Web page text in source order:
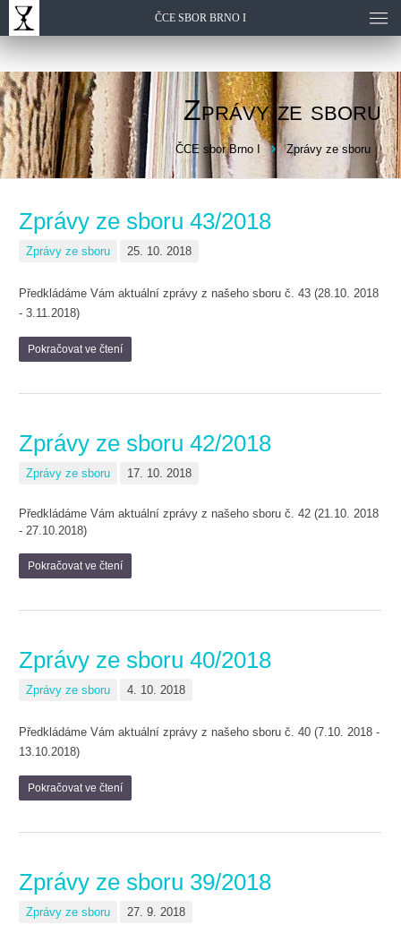
ČCE SBOR BRNO I
Zprávy ze sboru
ČCE sbor Brno I Zprávy ze sboru
Zprávy ze sboru 43/2018
Zprávy ze sboru 25. 10. 2018
Předkládáme Vám aktuální zprávy z našeho sboru č. 43 (28.10. 2018
- 3.11.2018)
Pokračovat ve čtení
Zprávy ze sboru 42/2018
Zprávy ze sboru 17. 10. 2018
Předkládáme Vám aktuální zprávy z našeho sboru č. 42 (21.10. 2018
- 27.10.2018)
Pokračovat ve čtení
Zprávy ze sboru 40/2018
Zprávy ze sboru 4. 10. 2018
Předkládáme Vám aktuální zprávy z našeho sboru č. 40 (7.10. 2018 -
13.10.2018)
Pokračovat ve čtení
Zprávy ze sboru 39/2018
Zprávy ze sboru 27. 9. 2018